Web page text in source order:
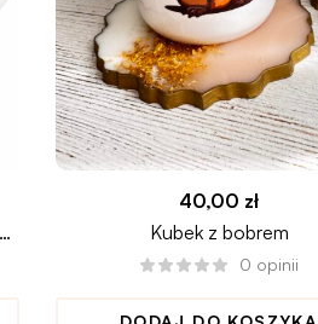
40,00 zł
Kubek z bobrem
0 opinii